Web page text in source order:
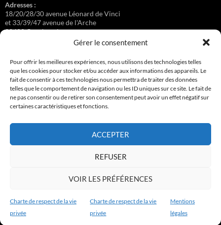
Gérer le consentement
Pour offrir les meilleures expériences, nous utilisons des technologies telles
que les cookies pour stocker et/ou accéder aux informations des appareils. Le
fait de consentir à ces technologies nous permettra de traiter des données
telles que le comportement de navigation ou les ID uniques sur ce site. Le fait de
ne pas consentir ou de retirer son consentement peut avoir un effet négatif sur
certaines caractéristiques et fonctions.
ACCEPTER
REFUSER
VOIR LES PRÉFÉRENCES
Charte de respect de la vie
privée
Charte de respect de la vie
privée
Mentions
légales
Adresses :
18/20/28/30 avenue Léonard de Vinci
et 33/39/47 avenue de l'Arche
92400 Courbevoie
Régisseuse :
Loge au 39 Avenue de l'Arche.
Connexion
Copyright © 2017-2026 résidence Apollonia 1
Charte de respect de la vie privée Fièrement propulsé par WordPress